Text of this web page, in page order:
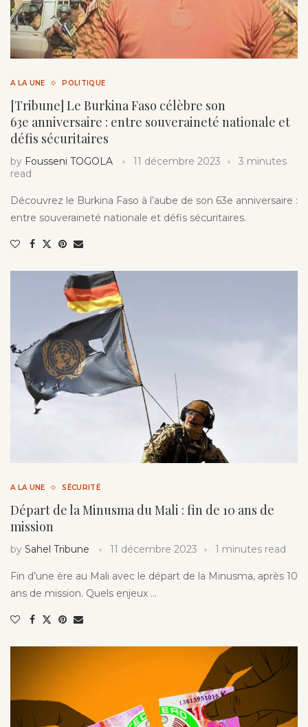
A LA UNE POLITIQUE
[Tribune] Le Burkina Faso célèbre son
63e anniversaire : entre souveraineté nationale et
défis sécuritaires
by Fousseni TOGOLA 11 décembre 2023
3 minutes
read
Découvrez le Burkina Faso à l’aube de son 63e anniversaire :
entre souveraineté nationale et défis sécuritaires.
A LA UNE SÉCURITÉ
Départ de la Minusma du Mali : fin de 10 ans de
mission
by Sahel Tribune 11 décembre 2023 1 minutes read
Fin d’une ère au Mali avec le départ de la Minusma, après 10
ans de mission. Quels enjeux …